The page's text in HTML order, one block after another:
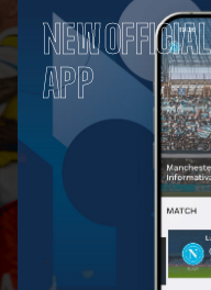
NEW OFFICIAL
APP